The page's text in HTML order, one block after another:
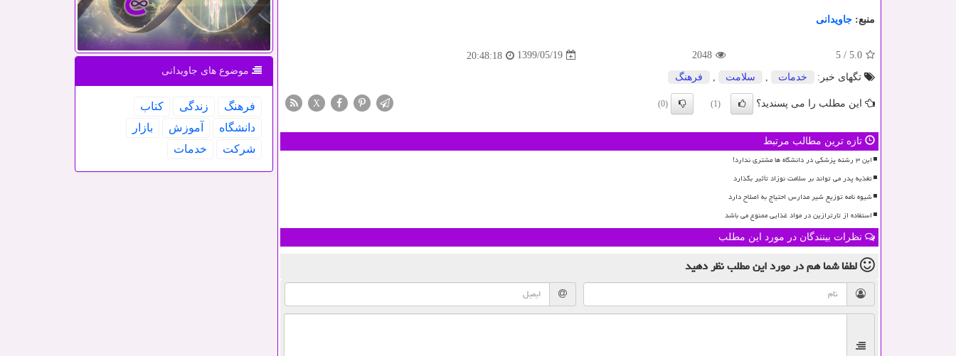
منبع: جاویدانی
5.0
/
5
2048
1399/05/19
20:48:18
تگهای خبر:
خدمات سلامت فرهنگ
این مطلب را می پسندید؟ (1)
(0)
X
تازه ترین مطالب مرتبط
این ۳ رشته پزشکی در دانشگاه ها مشتری ندارد!
تغذیه پدر می تواند بر سلامت نوزاد تأثیر بگذارد
شیوه نامه توزیع شیر مدارس احتیاج به اصلاح دارد
استفاده از تارترازین در مواد غذایی ممنوع می باشد
نظرات بینندگان در مورد این مطلب
لطفا شما همدر مورد این مطلبنظر دهید
موضوع های جاویدانی
فرهنگ زندگی
كتاب
دانشگاه
آموزش
بازار
شركت
خدمات